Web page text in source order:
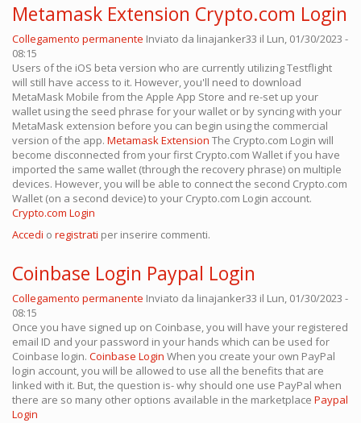
Metamask Extension Crypto.com Login
Collegamento permanente Inviato da linajanker33 il Lun, 01/30/2023 -
08:15
Users of the iOS beta version who are currently utilizing Testflight
will still have access to it. However, you'll need to download
MetaMask Mobile from the Apple App Store and re-set up your
wallet using the seed phrase for your wallet or by syncing with your
MetaMask extension before you can begin using the commercial
version of the app. Metamask Extension The Crypto.com Login will
become disconnected from your first Crypto.com Wallet if you have
imported the same wallet (through the recovery phrase) on multiple
devices. However, you will be able to connect the second Crypto.com
Wallet (on a second device) to your Crypto.com Login account.
Crypto.com Login
Accedi o registrati per inserire commenti.
Coinbase Login Paypal Login
Collegamento permanente Inviato da linajanker33 il Lun, 01/30/2023 -
08:15
Once you have signed up on Coinbase, you will have your registered
email ID and your password in your hands which can be used for
Coinbase login. Coinbase Login When you create your own PayPal
login account, you will be allowed to use all the benefits that are
linked with it. But, the question is- why should one use PayPal when
there are so many other options available in the marketplace Paypal
Login